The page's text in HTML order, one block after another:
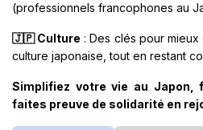
(professionnels francophones au
🇯🇵 Culture : Des clés pour
culture japonaise, tout en restant
Simplifiez votre vie au Japon,
faites preuve de solidarité en